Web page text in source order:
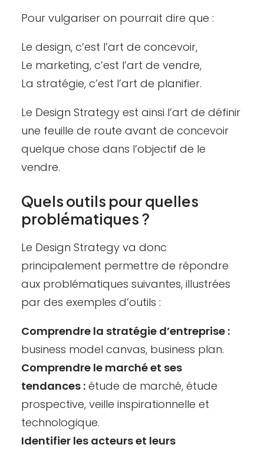
Pour vulgariser on pourrait dire que :
Le design, c’est l’art de concevoir,
Le marketing, c’est l’art de vendre,
La stratégie, c’est l’art de planifier.
Le Design Strategy est ainsi l’art de définir
une feuille de route avant de concevoir
quelque chose dans l’objectif de le
vendre.
Quels outils pour quelles
problématiques ?
Le Design Strategy va donc
principalement permettre de répondre
aux problématiques suivantes, illustrées
par des exemples d’outils :
Comprendre la stratégie d’entreprise :
business model canvas, business plan.
Comprendre le marché et ses
tendances : étude de marché, étude
prospective, veille inspirationnelle et
technologique.
Identifier les acteurs et leurs